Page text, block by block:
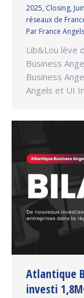
2025, Closing,
réseaux de
Par France Angels
Lib&Lou lève
Business
Business
Angels et UI
Atlantique
investi